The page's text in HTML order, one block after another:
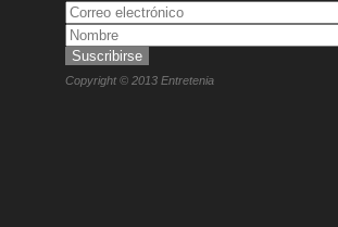
Copyright © 2013 Entretenia